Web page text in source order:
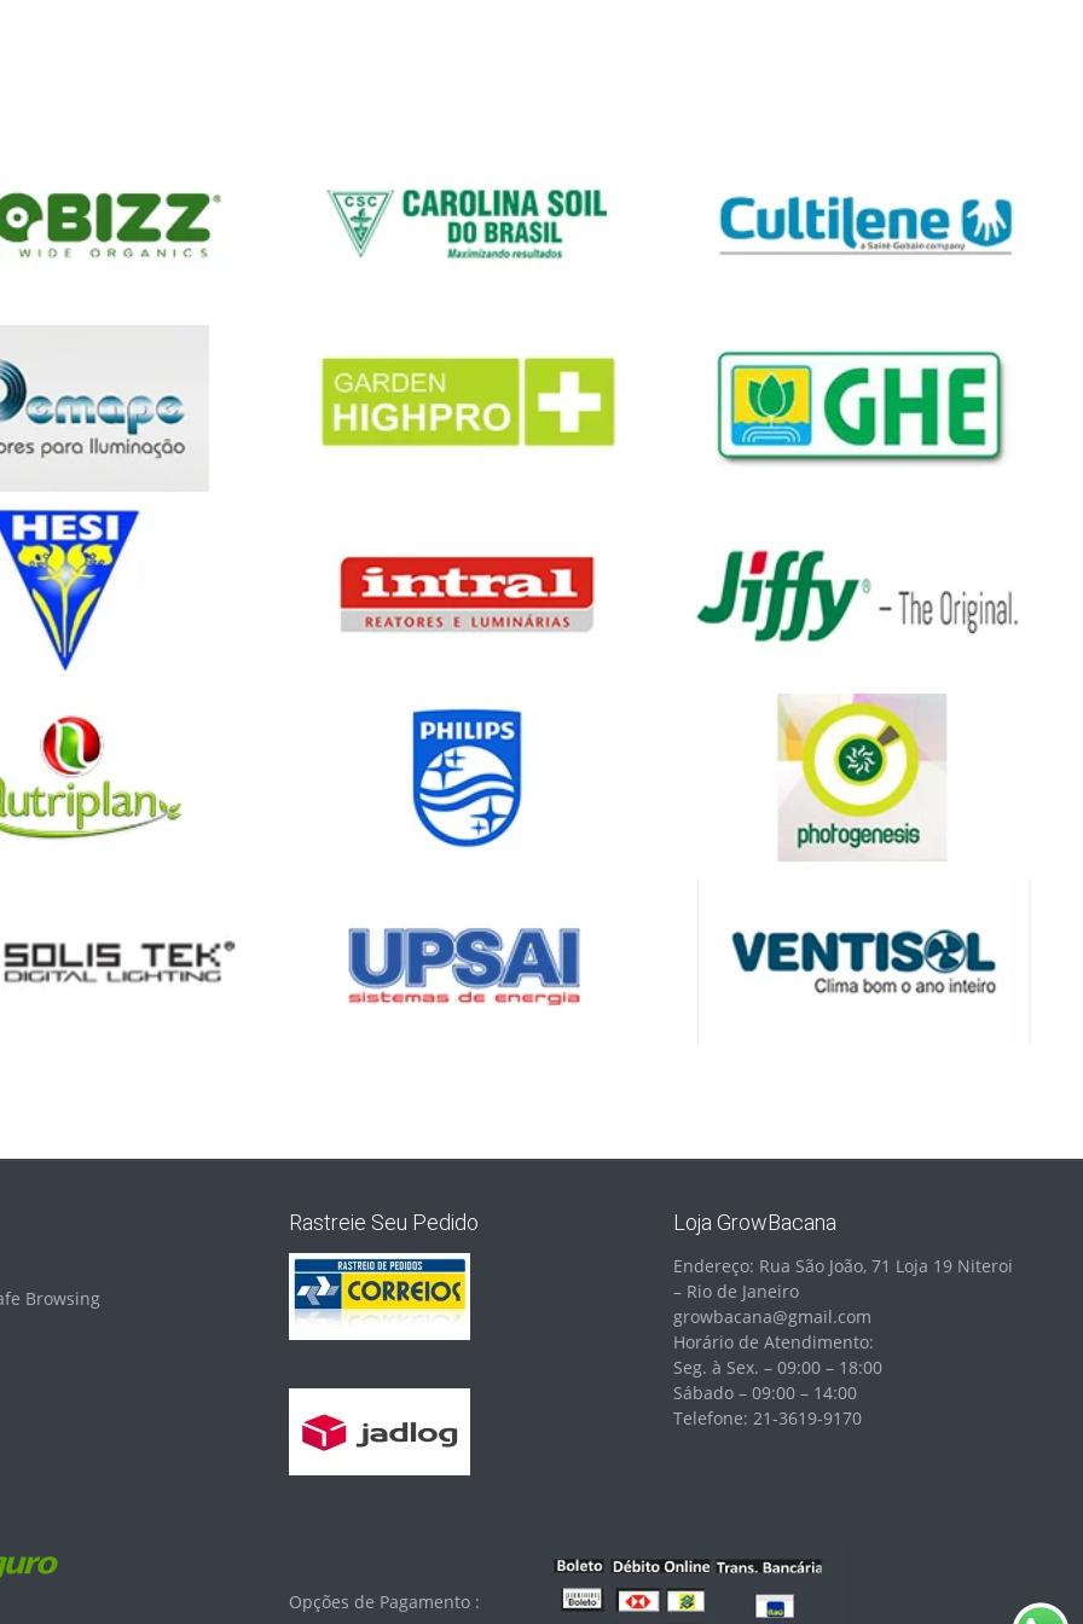
Rastreie Seu Pedido Loja GrowBacana
Endereço: Rua São João, 71 Loja 19 Niteroi
– Rio de Janeiro
growbacana@gmail.com
Horário de Atendimento:
Seg. à Sex. – 09:00 – 18:00
Sábado – 09:00 – 14:00
Telefone: 21-3619-9170
Opções de Pagamento :